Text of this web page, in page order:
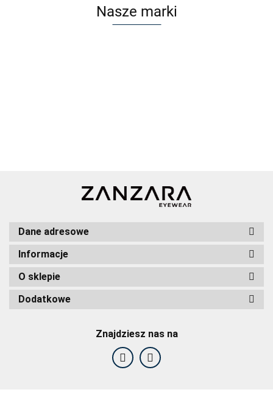
Nasze marki
F2F Eyewear
Dane adresowe
Informacje
O sklepie
Dodatkowe
Znajdziesz nas na